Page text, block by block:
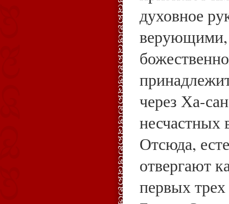
духовное
верующими,
через Ха-
несчастных
Отсюда,
отвергают
первых